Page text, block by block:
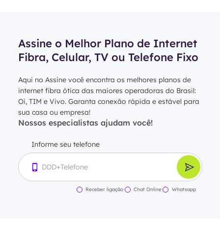
Assine o Melhor Plano de Internet
Fibra, Celular, TV ou Telefone Fixo
Aqui no Assine você encontra os melhores planos de
internet fibra ótica das maiores operadoras do Brasil:
Oi, TIM e Vivo. Garanta conexão rápida e estável para
sua casa ou empresa!
Nossos especialistas ajudam você!
Informe seu telefone
Receber ligação Chat Online Whatsapp